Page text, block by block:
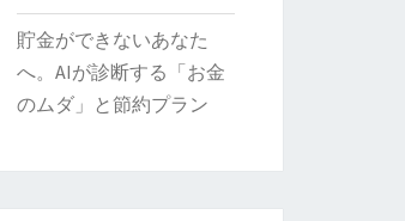
貯金ができないあなた
へ。AIが診断する「お金
のムダ」と節約プラン